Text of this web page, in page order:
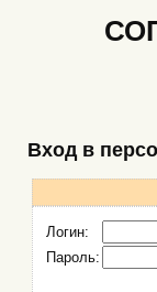
Вход в
Логин:
Пароль: